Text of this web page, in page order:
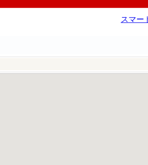
スマー